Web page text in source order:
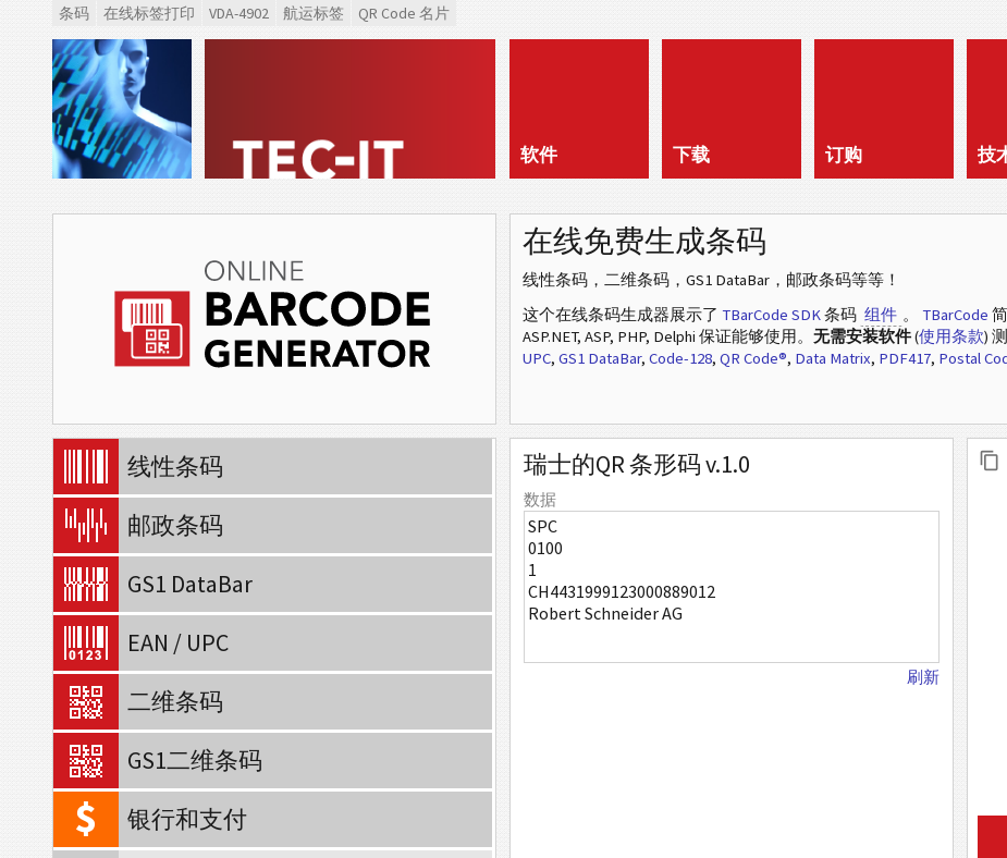
条码 在线标签打印 VDA-4902 航运标签 QR Code 名片
软件 下载 订购 技
在线免费生成条码
线性条码，二维条码，GS1 DataBar，邮政条码等等！
这个在线条码生成器展示了 TBarCode SDK条码 组件 。 TBarCode
ASP.NET, ASP, PHP, Delphi 保证能够使用。 无需安装软件(使用条款)
UPC, GS1 DataBar, Code-128, QR Code®, Data Matrix, PDF417, Postal
线性条码
邮政条码
GS1 DataBar
EAN / UPC
二维条码
GS1二维条码
银行和支付
瑞士的QR 条形码 v.1.0
数据
刷新